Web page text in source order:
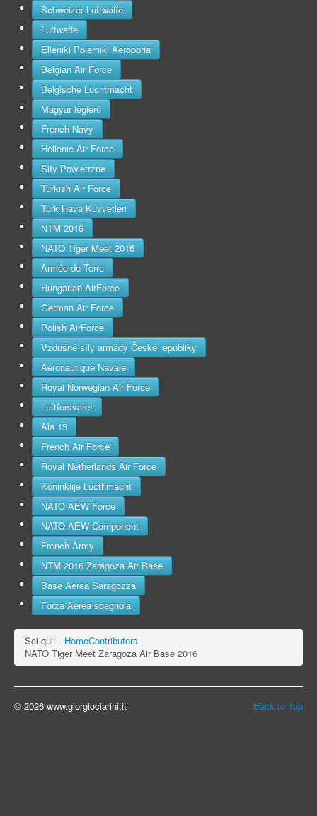
Schweizer Luftwaffe
Luftwaffe
Elleniki Polemiki Aeroporia
Belgian Air Force
Belgische Luchtmacht
Magyar légierő
French Navy
Hellenic Air Force
Siły Powietrzne
Turkish Air Force
Türk Hava Kuvvetleri
NTM 2016
NATO Tiger Meet 2016
Armée de Terre
Hungarian AirForce
German Air Force
Polish AirForce
Vzdušné síly armády České republiky
Aéronautique Navale
Royal Norwegian Air Force
Luftforsvaret
Ala 15
French Air Force
Royal Netherlands Air Force
Koninklije Lucthmacht
NATO AEW Force
NATO AEW Component
French Army
NTM 2016 Zaragoza Air Base
Base Aerea Saragozza
Forza Aerea spagnola
Sei qui: HomeContributors
NATO Tiger Meet Zaragoza Air Base 2016
Back to Top
© 2026 www.giorgiociarini.it